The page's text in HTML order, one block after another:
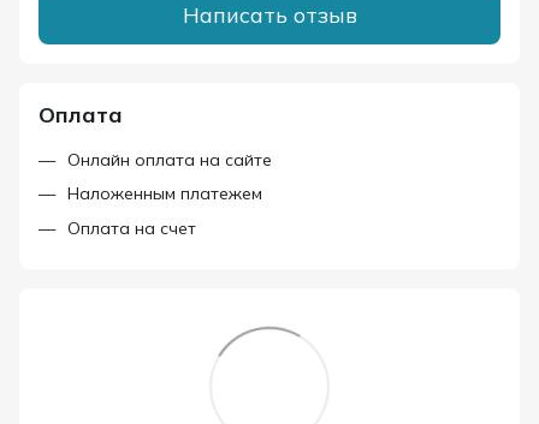
Написать отзыв
Оплата
Онлайн оплата на сайте
Наложенным платежем
Оплата на счет